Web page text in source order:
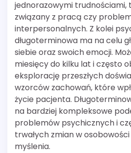
jednorazowymi trudnościami,
związany z pracą czy
interpersonalnych. Z kolei
długoterminowa ma na celu
siebie oraz swoich emocji.
miesięcy do kilku lat i często
eksplorację przeszłych
wzorców zachowań, które
życie pacjenta.
na bardziej kompleksowe
problemów psychicznych i
trwałych zmian w
myślenia.